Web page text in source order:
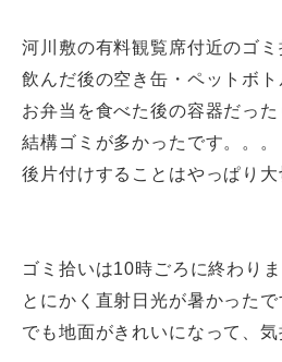
河川敷の有料観覧席付近のゴミ
飲んだ後の空き缶・ペットボト
お弁当を食べた後の容器だった
結構ゴミが多かったです。。。
後片付けすることはやっぱり大
ゴミ拾いは10時ごろに終わりま
とにかく直射日光が暑かったで
でも地面がきれいになって、気